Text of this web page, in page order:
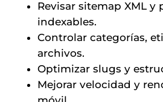
Revisar sitemap XML y
indexables.
Controlar categorías,
archivos.
Optimizar slugs y
Mejorar velocidad y